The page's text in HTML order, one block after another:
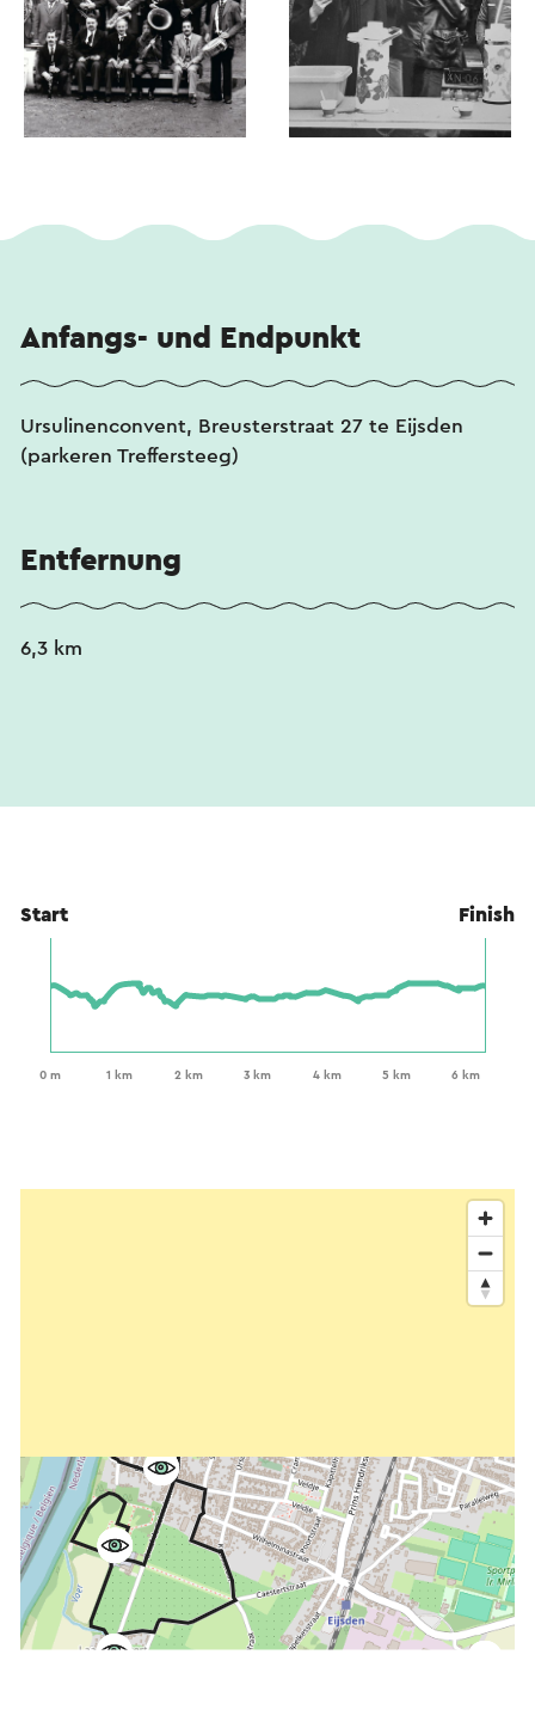
Anfangs- und Endpunkt
Ursulinenconvent, Breusterstraat 27 te Eijsden
(parkeren Treffersteeg)
Entfernung
6,3 km
Start Finish